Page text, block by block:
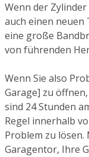
Wenn der
auch einen
eine große
von führenden
Wenn Sie also
Garage] zu
sind 24 Stunden
Regel innerhalb
Problem zu
Garagentor, Ihre